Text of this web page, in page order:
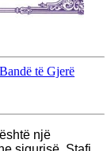
të Gjerë
një